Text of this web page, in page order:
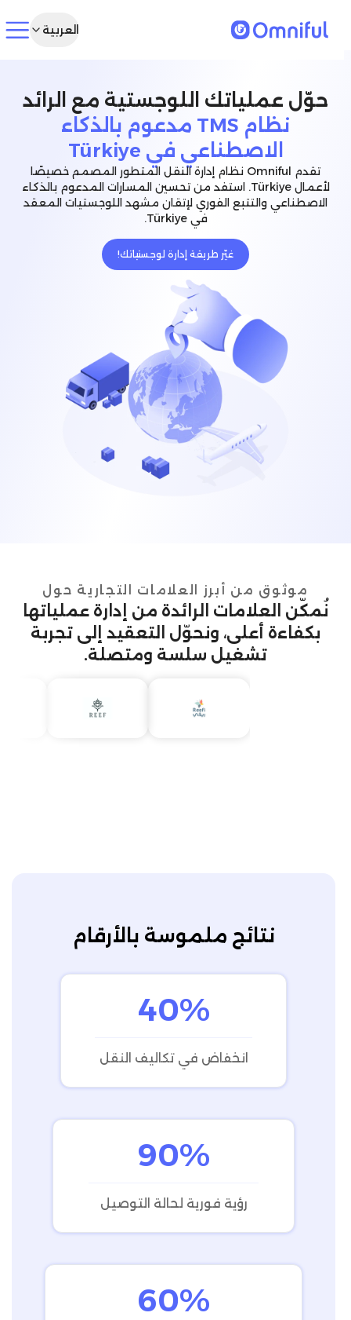
العربية
حوّل عملياتك اللوجستية مع الرائد
نظام TMS مدعوم بالذكاء
الاصطناعي في Türkiye
تقدم Omniful نظام إدارة النقل المتطور المصمم خصيصًا
لأعمال Türkiye. استفد من تحسين المسارات المدعوم بالذكاء
الاصطناعي والتتبع الفوري لإتقان مشهد اللوجستيات المعقد
في Türkiye.
غيّر طريقة إدارة لوجستياتك!
موثوق من أبرز العلامات التجارية حول
نُمكّن العلامات الرائدة من إدارة عملياتها
بكفاءة أعلى، ونحوّل التعقيد إلى تجربة
تشغيل سلسة ومتصلة.
نتائج ملموسة بالأرقام
40%
انخفاض في تكاليف النقل
90%
رؤية فورية لحالة التوصيل
60%